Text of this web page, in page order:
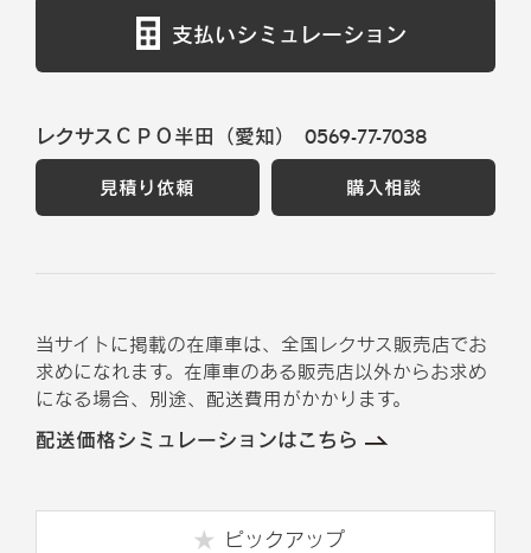
支払いシミュレーション
レクサスＣＰＯ半田（愛知） 0569-77-7038
見積り依頼 購入相談
当サイトに掲載の在庫車は、全国レクサス販売店でお
求めになれます。在庫車のある販売店以外からお求め
になる場合、別途、配送費用がかかります。
配送価格シミュレーションはこちら
ピックアップ